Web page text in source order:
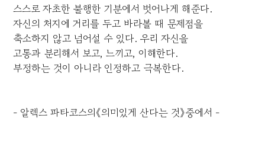
스스로 자초한 불행한 기분에서 벗어나게 해준다.
자신의 처지에 거리를 두고 바라볼 때 문제점을
축소하지 않고 넘어설 수 있다. 우리 자신을
고통과 분리해서 보고, 느끼고, 이해한다.
부정하는 것이 아니라 인정하고 극복한다.
- 알렉스 파타코스의《의미있게 산다는 것》중에서 -